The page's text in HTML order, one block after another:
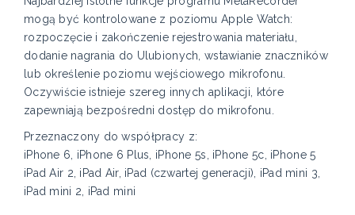
mogą być kontrolowane z poziomu Apple Watch:
rozpoczęcie i zakończenie rejestrowania materiału,
dodanie nagrania do Ulubionych, wstawianie znaczników
lub określenie poziomu wejściowego mikrofonu.
Oczywiście istnieje szereg innych aplikacji, które
zapewniają bezpośredni dostęp do mikrofonu.
Przeznaczony do współpracy z:
iPhone 6, iPhone 6 Plus, iPhone 5s, iPhone 5c, iPhone 5
iPad Air 2, iPad Air, iPad (czwartej generacji), iPad mini 3,
iPad mini 2, iPad mini